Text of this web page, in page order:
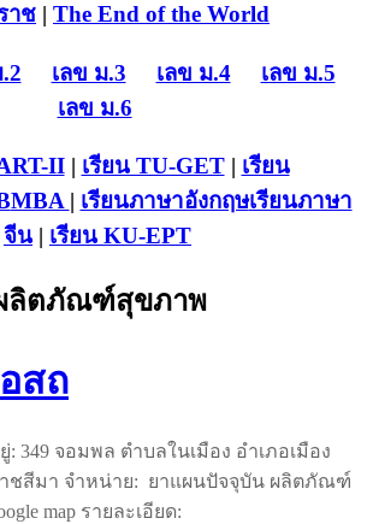
าช | The End of the World
เลข ม.3 เลข ม.4
เลข ม.5
เลข ม.6
II| เรียน TU-GET| เรียน
MBA | เรียนภาษาอังกฤษเรียนภาษา
จีน | เรียน KU-EPT
ลิตภัณฑ์สุขภาพ
สถ
: 349 จอมพล ตำบลในเมือง อำเภอเมือง
ชสีมา จำหน่าย: ยาแผนปัจจุบัน ผลิตภัณฑ์
map รายละเอียด: